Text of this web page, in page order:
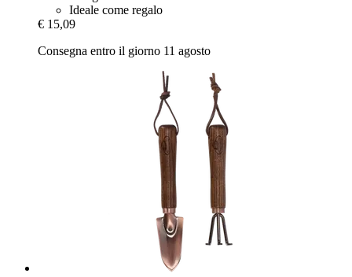
Ideale come regalo
€ 15,09
Consegna entro il giorno 11 agosto